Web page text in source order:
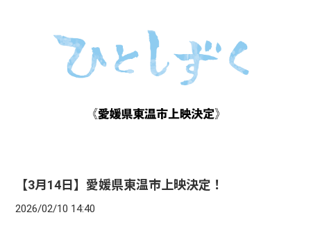
【3月14日】愛媛県東温市上映決定！
2026/02/10 14:40